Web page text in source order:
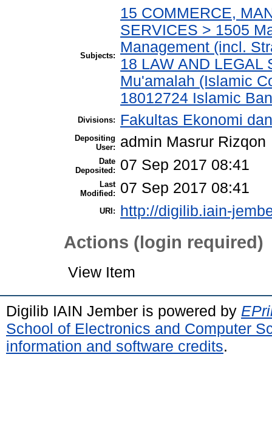
Subjects:
15 COMMERCE,
SERVICES > 1505
Management (incl.
18 LAW AND LEGAL
Mu'amalah (Islamic
18012724 Islamic
Divisions: Fakultas Ekonomi
Depositing
User:
admin Masrur Rizqon
Date
Deposited:
07 Sep 2017 08:41
Last
Modified:
07 Sep 2017 08:41
URI: http://digilib.iain-
Actions (login required)
View Item
Digilib IAIN Jember is powered by
School of Electronics and Computer
information and software credits.